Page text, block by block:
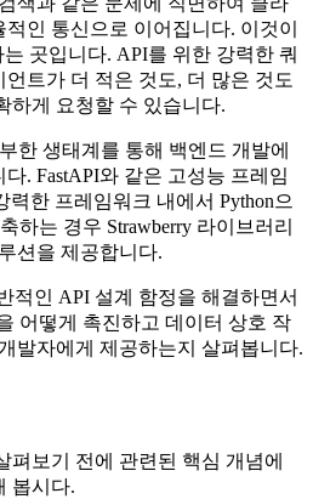
인 통신으로 이어집니다. 이것이
곳입니다. API를 위한 강력한 쿼
트가 더 적은 것도, 더 많은 것도
하게 요청할 수 있습니다.
한 생태계를 통해 백엔드 개발에
. FastAPI와 같은 고성능 프레임
력한 프레임워크 내에서 Python으
하는 경우 Strawberry 라이브러리
션을 제공합니다.
적인 API 설계 함정을 해결하면서
어떻게 촉진하고 데이터 상호 작
발자에게 제공하는지 살펴봅니다.
펴보기 전에 관련된 핵심 개념에
봅시다.